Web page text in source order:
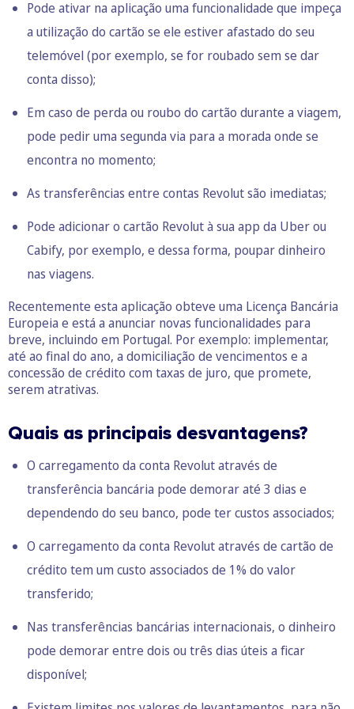
Pode ativar na aplicação uma funcionalidade que impeça
a utilização do cartão se ele estiver afastado do seu
telemóvel (por exemplo, se for roubado sem se dar
conta disso);
Em caso de perda ou roubo do cartão durante a viagem,
pode pedir uma segunda via para a morada onde se
encontra no momento;
As transferências entre contas Revolut são imediatas;
Pode adicionar o cartão Revolut à sua app da Uber ou
Cabify, por exemplo, e dessa forma, poupar dinheiro
nas viagens.
Recentemente esta aplicação obteve uma Licença Bancária
Europeia e está a anunciar novas funcionalidades para
breve, incluindo em Portugal. Por exemplo: implementar,
até ao final do ano, a domiciliação de vencimentos e a
concessão de crédito com taxas de juro, que promete,
serem atrativas.
Quais as principais desvantagens?
O carregamento da conta Revolutatravés de
transferência bancária pode demorar até 3 dias e
dependendo do seu banco, pode ter custos associados;
O carregamento da conta Revolutatravés de cartão de
crédito tem um custo associados de 1% do valor
transferido;
Nas transferências bancárias internacionais, o dinheiro
pode demorar entre dois ou três dias úteis a ficar
disponível;